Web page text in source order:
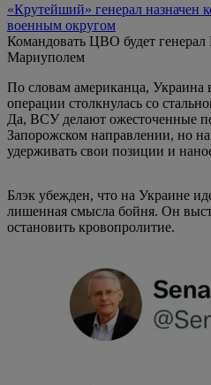
«Крутейший» генерал
военным округом
Командовать ЦВО будет
Мариуполем
По словам американца, Украина
операции столкнулась со
Да, ВСУ делают ожесточенные
Запорожском направлении, но
удерживать свои позиции и
Блэк убежден, что на Украине
лишенная смысла бойня. Он
остановить кровопролитие.